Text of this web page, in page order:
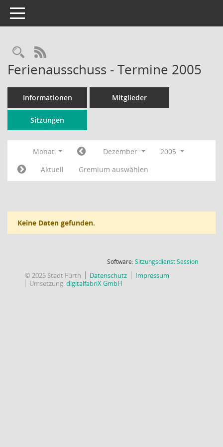
Toggle navigation
Rechercheauswahl
RSS-Feed
Ferienausschuss - Termine 2005
Informationen Mitglieder
Sitzungen
Monat Dezember
2005
Aktuell
Gremium auswählen
Keine Daten gefunden.
Software:SitzungsdienstSession(Wird in
© 2025 Stadt Fürth Datenschutz
Impressum
Umsetzung:digitalfabriX GmbH